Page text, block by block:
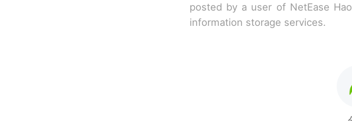
posted by a user of NetEase
information storage services.